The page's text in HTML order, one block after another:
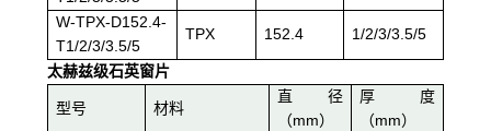
W-TPX-D152.4-
T1/2/3/3.5/5
TPX 152.4 1/2/3/3.5/5
太赫兹级石英窗片
型号 材料
直径
（mm）
厚度
（mm）